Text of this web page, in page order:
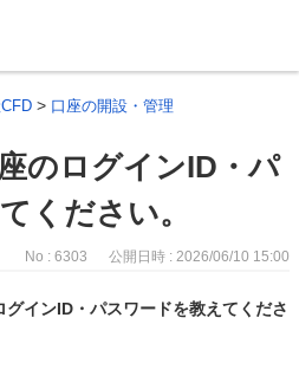
> 口座の開設・管理
のログインID・パ
ください。
No : 6303 公開日時 : 2026/06/10 15:00
インID・パスワードを教えてくださ